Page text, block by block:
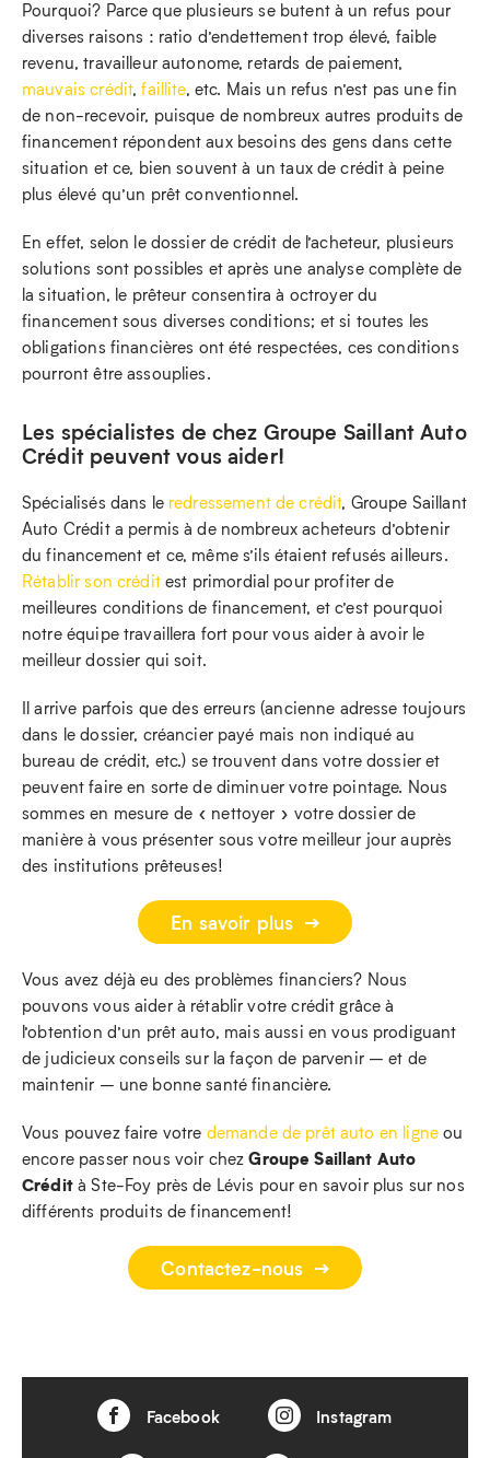
Pourquoi? Parce que plusieurs se butent à un refus pour
diverses raisons : ratio d’endettement trop élevé, faible
revenu, travailleur autonome, retards de paiement,
mauvais crédit,faillite, etc. Mais un refus n’est pas une fin
de non-recevoir, puisque de nombreux autres produits de
financement répondent aux besoins des gens dans cette
situation et ce, bien souvent à un taux de crédit à peine
plus élevé qu’un prêt conventionnel.
En effet, selon le dossier de crédit de l’acheteur, plusieurs
solutions sont possibles et après une analyse complète de
la situation, le prêteur consentira à octroyer du
financement sous diverses conditions; et si toutes les
obligations financières ont été respectées, ces conditions
pourront être assouplies.
Les spécialistes de chez Groupe Saillant Auto
Crédit peuvent vous aider!
Spécialisés dans le redressement de crédit, Groupe Saillant
Auto Crédit a permis à de nombreux acheteurs d’obtenir
du financement et ce, même s’ils étaient refusés ailleurs.
Rétablir son créditest primordial pour profiter de
meilleures conditions de financement, et c’est pourquoi
notre équipe travaillera fort pour vous aider à avoir le
meilleur dossier qui soit.
Il arrive parfois que des erreurs (ancienne adresse toujours
dans le dossier, créancier payé mais non indiqué au
bureau de crédit, etc.) se trouvent dans votre dossier et
peuvent faire en sorte de diminuer votre pointage. Nous
sommes en mesure de « nettoyer » votre dossier de
manière à vous présenter sous votre meilleur jour auprès
des institutions prêteuses!
En savoir plus
Vous avez déjà eu des problèmes financiers? Nous
pouvons vous aider à rétablir votre crédit grâce à
l’obtention d’un prêt auto, mais aussi en vous prodiguant
de judicieux conseils sur la façon de parvenir – et de
maintenir – une bonne santé financière.
Vous pouvez faire votre demande de prêt auto en ligneou
encore passer nous voir chezGroupe Saillant Auto
Crédità Ste-Foy près de Lévis pour en savoir plus sur nos
différents produits de financement!
Contactez-nous
Facebook Instagram